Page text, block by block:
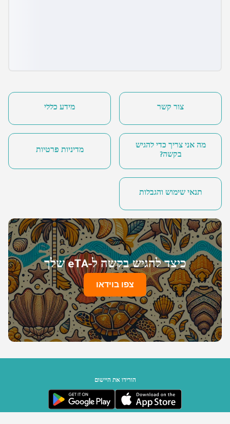
צור קשר מידע כללי
מה אני צריך כדי להגיש
בקשה?
מדיניות פרטיות
תנאי שימוש והגבלות
כיצד להגיש בקשה ל-eTA שלך
צפו בוידאו
הורידו את היישום